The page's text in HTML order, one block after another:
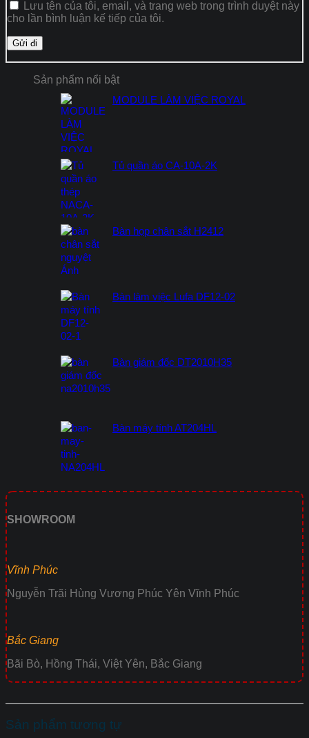
Lưu tên của tôi, email, và trang web trong trình duyệt này
cho lần bình luận kế tiếp của tôi.
Sản phẩm nổi bật
MODULE LÀM VIỆC ROYAL
Tủ quần áo CA-10A-2K
Bàn họp chân sắt H2412
Bàn làm việc Lufa DF12-02
Bàn giám đốc DT2010H35
Bàn máy tính AT204HL
SHOWROOM
Vĩnh Phúc
Nguyễn Trãi Hùng Vương Phúc Yên Vĩnh Phúc
Bắc Giang
Bãi Bò, Hồng Thái, Việt Yên, Bắc Giang
Sản phẩm tương tự